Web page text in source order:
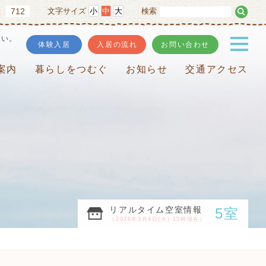
検索
文字サイズ 小 中 大
712
。
体験入居 入居の流れ お問い合わせ
内 暮らしをつむぐ お知らせ 交通アクセス
リアルタイム空室情報
（2026年3月4日(火) 15時現在） 5室